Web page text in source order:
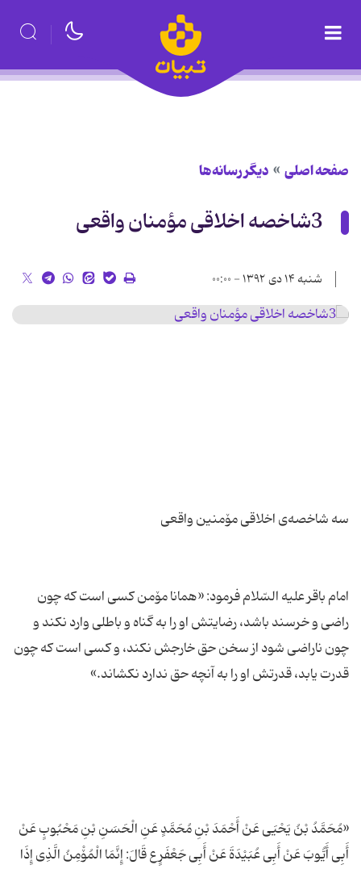
صفحه اصلی دیگر رسانه‌ها
3شاخصه اخلاقی مؤمنان واقعی
شنبه ۱۴ دی ۱۳۹۲ - ۰۰:۰۰
امام باقر علیه السّلام فرمود: «همانا مۆمن كسى است كه چون
راضى و خرسند باشد، رضایتش او را به گناه و باطلى وارد نكند و
چون ناراضى شود از سخن حق خارجش نكند، و كسى است كه چون
«مُحَمَّدُ بْنُ یَحْیَى عَنْ أَحْمَدَ بْنِ مُحَمَّدٍ عَنِ الْحَسَنِ بْنِ مَحْبُوبٍ عَنْ
أَبِی أَیُّوبَ عَنْ أَبِی عُبَیْدَةَ عَنْ أَبِی جَعْفَرٍ ع قَالَ: إِنَّمَا الْمُۆْمِنُ الَّذِی إِذَا